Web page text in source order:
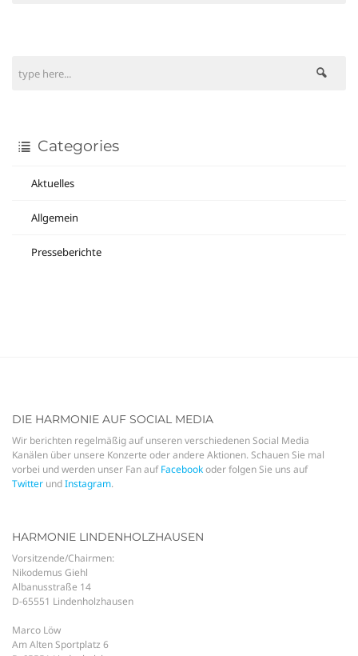
Categories
Aktuelles
Allgemein
Presseberichte
DIE HARMONIE AUF SOCIAL MEDIA
Wir berichten regelmäßig auf unseren verschiedenen Social Media
Kanälen über unsere Konzerte oder andere Aktionen. Schauen Sie mal
vorbei und werden unser Fan aufFacebookoder folgen Sie uns auf
Twitter undInstagram.
HARMONIE LINDENHOLZHAUSEN
Vorsitzende/Chairmen:
Nikodemus Giehl
Albanusstraße 14
D-65551 Lindenholzhausen
Marco Löw
Am Alten Sportplatz 6